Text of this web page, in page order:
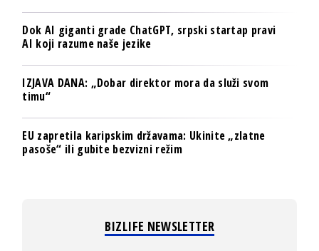
Dok AI giganti grade ChatGPT, srpski startap pravi
AI koji razume naše jezike
IZJAVA DANA: „Dobar direktor mora da služi svom
timu“
EU zapretila karipskim državama: Ukinite „zlatne
pasoše“ ili gubite bezvizni režim
BIZLIFE NEWSLETTER